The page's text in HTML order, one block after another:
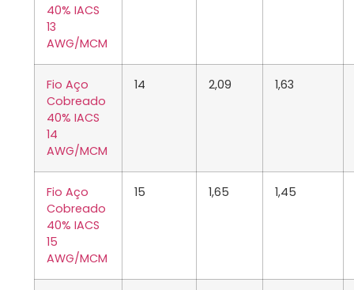
40% IACS
13
AWG/MCM
Fio Aço
Cobreado
40% IACS
14
AWG/MCM
14 2,09 1,63
Fio Aço
Cobreado
40% IACS
15
AWG/MCM
15 1,65 1,45